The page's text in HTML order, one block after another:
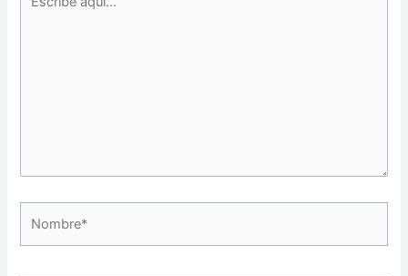
aquí...